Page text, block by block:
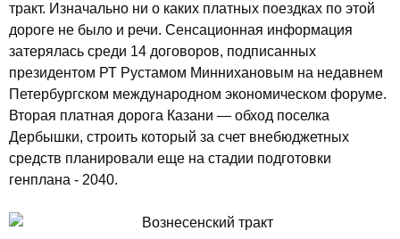
тракт. Изначально ни о каких платных поездках по этой
дороге не было и речи. Сенсационная информация
затерялась среди 14 договоров, подписанных
президентом РТ Рустамом Миннихановым на недавнем
Петербургском международном экономическом форуме.
Вторая платная дорога Казани — обход поселка
Дербышки, строить который за счет внебюджетных
средств планировали еще на стадии подготовки
генплана - 2040.